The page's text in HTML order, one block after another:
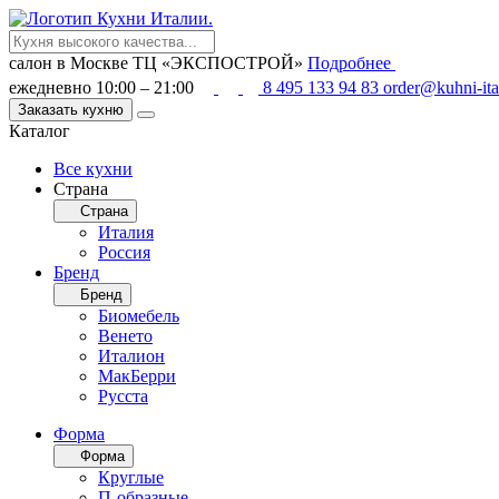
салон в Москве ТЦ «ЭКСПОСТРОЙ» Подробнее
ежедневно 10:00 – 21:00
8 495 133 94 83 order@kuhni-
Заказать кухню
Каталог
Все кухни
Страна
Страна
Италия
Россия
Бренд
Бренд
Биомебель
Венето
Италион
МакБерри
Русста
Форма
Форма
Круглые